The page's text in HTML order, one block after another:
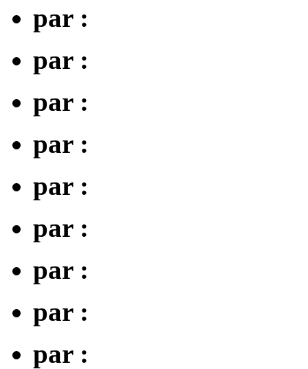
par :
par :
par :
par :
par :
par :
par :
par :
par :